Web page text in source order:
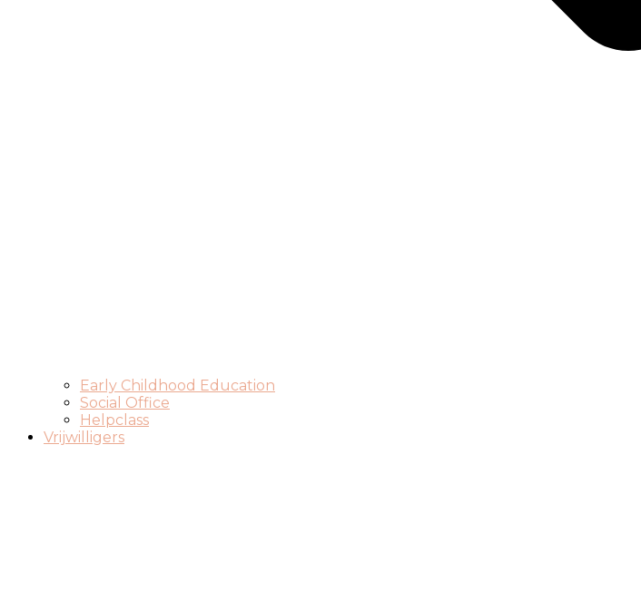
Early Childhood Education
Social Office
Helpclass
Vrijwilligers